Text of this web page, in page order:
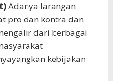
Adanya larangan
pro dan kontra dan
dari berbagai
kebijakan